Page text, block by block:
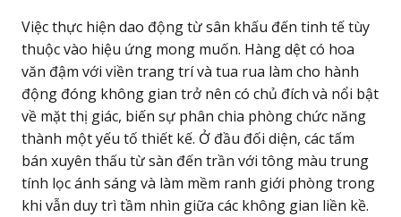
Việc thực hiện dao động từ sân khấu đến tinh tế tùy
thuộc vào hiệu ứng mong muốn. Hàng dệt có hoa
văn đậm với viền trang trí và tua rua làm cho hành
động đóng không gian trở nên có chủ đích và nổi bật
về mặt thị giác, biến sự phân chia phòng chức năng
thành một yếu tố thiết kế. Ở đầu đối diện, các tấm
bán xuyên thấu từ sàn đến trần với tông màu trung
tính lọc ánh sáng và làm mềm ranh giới phòng trong
khi vẫn duy trì tầm nhìn giữa các không gian liền kề.